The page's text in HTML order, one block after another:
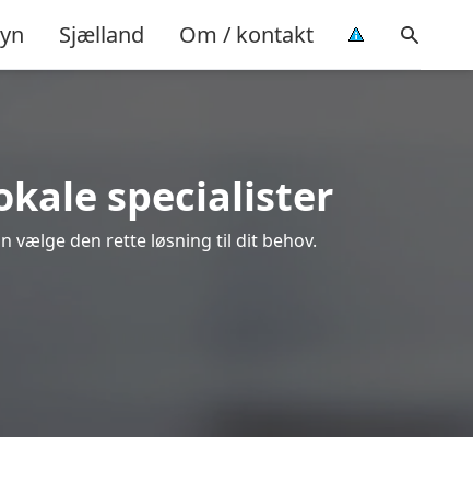
Sjælland Om / kontakt
specialister
vælge den rette løsning til dit behov.